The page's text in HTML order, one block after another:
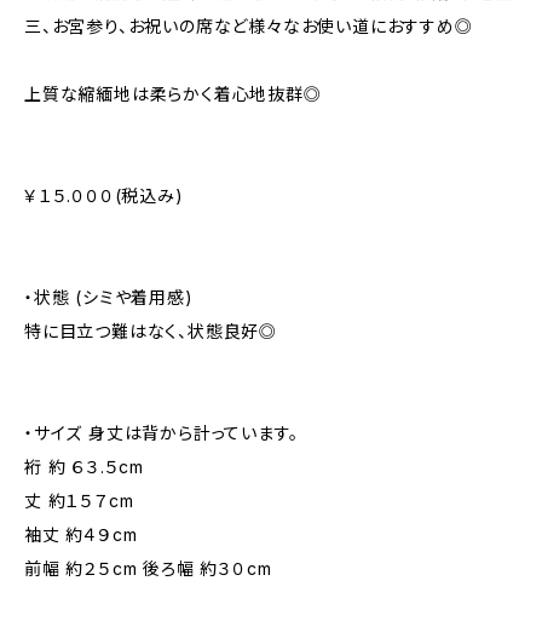
三、お宮参り、お祝いの席など様々なお使い道におすすめ◎
上質な縮緬地は柔らかく着心地抜群◎
￥１５.０００(税込み)
・状態 (シミや着用感)
特に目立つ難はなく、状態良好◎
・サイズ 身丈は背から計っています。
裄 約 ６３.５cm
丈 約１５７cm
袖丈 約４９cm
前幅 約２５cm 後ろ幅 約３０cm